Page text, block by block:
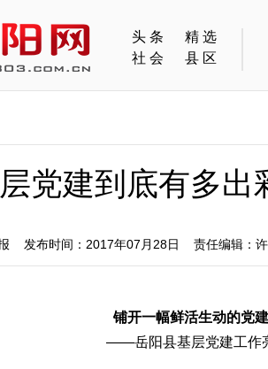
头条
精选
社会
县区
党建到底有多出
发布时间：2017年07月28日 责任编辑：
铺开一幅鲜活生动的党
——岳阳县基层党建工作